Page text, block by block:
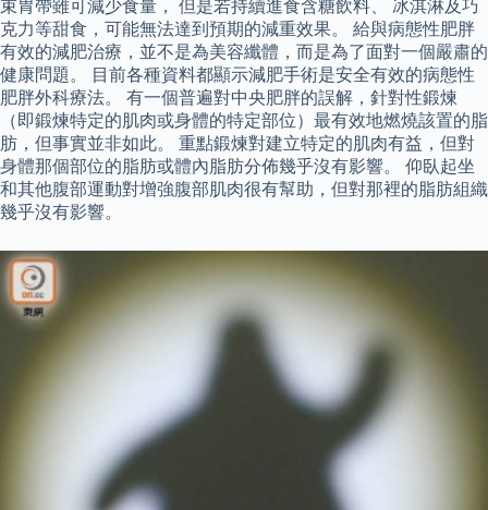
束胃帶雖可減少食量， 但是若持續進食含糖飲料、 冰淇淋及巧
克力等甜食，可能無法達到預期的減重效果。 給與病態性肥胖
有效的減肥治療，並不是為美容纖體，而是為了面對一個嚴肅的
健康問題。 目前各種資料都顯示減肥手術是安全有效的病態性
肥胖外科療法。 有一個普遍對中央肥胖的誤解，針對性鍛煉
（即鍛煉特定的肌肉或身體的特定部位）最有效地燃燒該置的脂
肪，但事實並非如此。 重點鍛煉對建立特定的肌肉有益，但對
身體那個部位的脂肪或體內脂肪分佈幾乎沒有影響。 仰臥起坐
和其他腹部運動對增強腹部肌肉很有幫助，但對那裡的脂肪組織
幾乎沒有影響。